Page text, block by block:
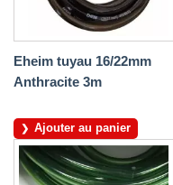
Eheim tuyau 16/22mm
Anthracite 3m
Ajouter au panier